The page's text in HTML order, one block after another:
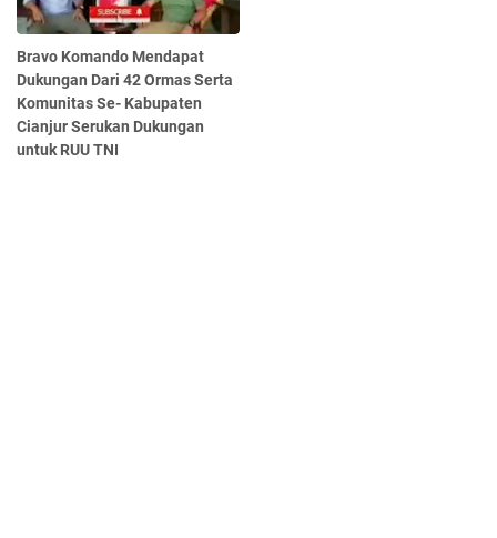
Bravo Komando Mendapat
Dukungan Dari 42 Ormas Serta
Komunitas Se- Kabupaten
Cianjur Serukan Dukungan
untuk RUU TNI